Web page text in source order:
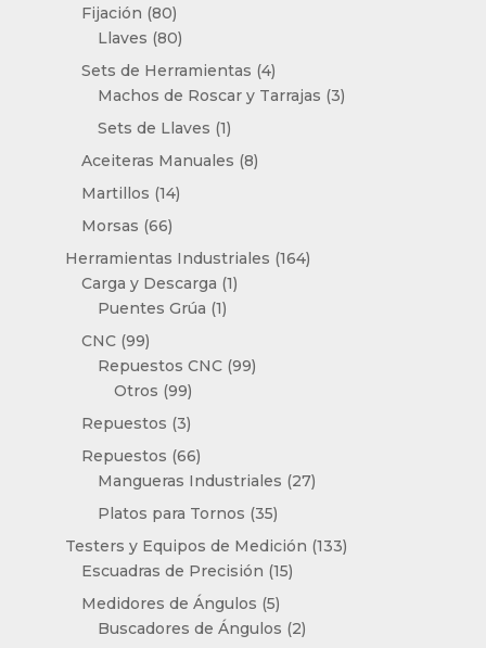
Fijación 8080
productos
Llaves 8080
productos
Sets de Herramientas 44
productos
Machos de Roscar y Tarrajas 33
Sets de Llaves 11
producto
Aceiteras Manuales 88
Martillos 1414
Morsas 6666
productos
Herramientas Industriales 164164
Carga y Descarga 11
Puentes Grúa 11
CNC 9999
productos
Repuestos CNC 9999
Otros 9999
productos
Repuestos 33
productos
Repuestos 6666
productos
Mangueras Industriales 2727
Platos para Tornos 3535
productos
Testers y Equipos de Medición 133133
Escuadras de Precisión 1515
Medidores de Ángulos 55
productos
Buscadores de Ángulos 22